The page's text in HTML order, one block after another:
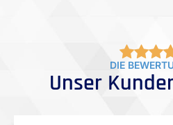
DIE
Unser